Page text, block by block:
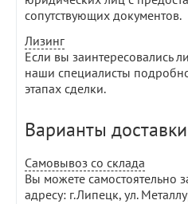
сопутствующих документов.
Лизинг
Если вы заинтересовались
наши специалисты
этапах сделки.
Варианты доставки
Самовывоз со склада
Вы можете самостоятельно
адресу: г.Липецк, ул.